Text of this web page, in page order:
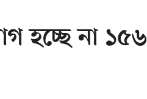
হচ্ছে না ১৫৬